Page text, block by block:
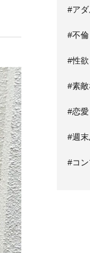
#ア
#不倫
#性
#素
#恋愛
#週
#コ